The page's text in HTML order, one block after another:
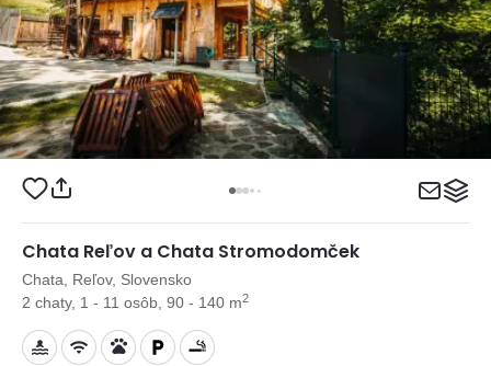
Chata Reľov a Chata Stromodomček
Chata, Reľov, Slovensko
2 chaty, 1 - 11 osôb, 90 - 140 m2